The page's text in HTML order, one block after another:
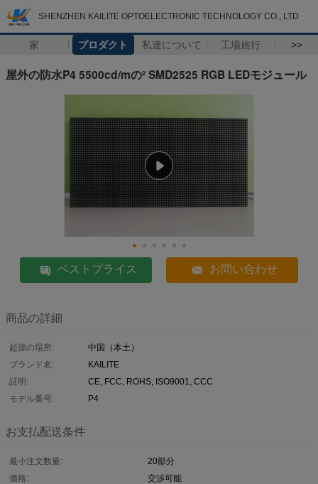
SHENZHEN KAILITE OPTOELECTRONIC TECHNOLOGY CO., LTD
家 プロダクト 私達について 工場旅行 >>
屋外の防水P4 5500cd/mの² SMD2525 RGB LEDモジュール
ベストプライス お問い合わせ
商品の詳細
起源の場所:
中国（本土）
ブランド名:
KAILITE
証明:
CE, FCC, ROHS, ISO9001, CCC
モデル番号:
P4
お支払配送条件
最小注文数量:
20部分
価格:
交渉可能